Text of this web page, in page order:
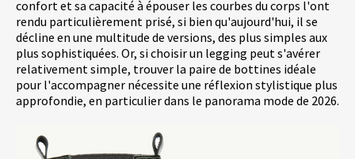
confort et sa capacité à épouser les courbes du corps l'ont
rendu particulièrement prisé, si bien qu'aujourd'hui, il se
décline en une multitude de versions, des plus simples aux
plus sophistiquées. Or, si choisir un legging peut s'avérer
relativement simple, trouver la paire de bottines idéale
pour l'accompagner nécessite une réflexion stylistique plus
approfondie, en particulier dans le panorama mode de 2026.